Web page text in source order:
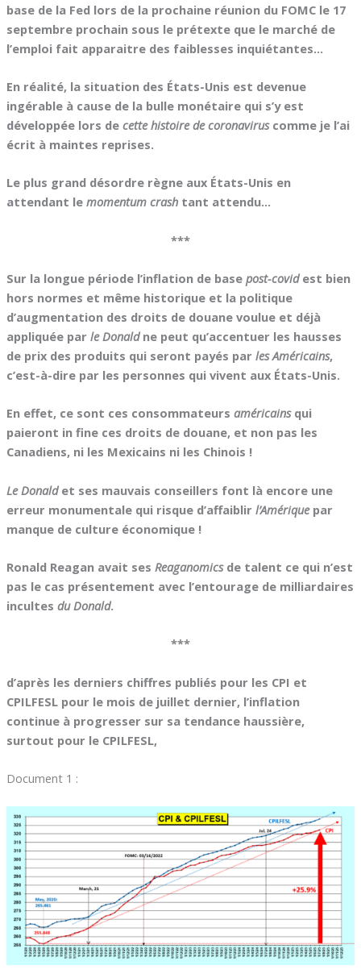
base de la Fed lors de la prochaine réunion du FOMC le 17
septembre prochain sous le prétexte que le marché de
l’emploi fait apparaitre des faiblesses inquiétantes…
En réalité, la situation des États-Unis est devenue
ingérable à cause de la bulle monétaire qui s’y est
développée lors de cette histoire de coronaviruscomme je l’ai
écrit à maintes reprises.
Le plus grand désordre règne aux États-Unis en
attendant le momentum crashtant attendu…
***
Sur la longue période l’inflation de base post-covidest bien
hors normes et même historique et la politique
d’augmentation des droits de douane voulue et déjà
appliquée par le Donaldne peut qu’accentuer les hausses
de prix des produits qui seront payés par les Américains,
c’est-à-dire par les personnes qui vivent aux États-Unis.
En effet, ce sont ces consommateurs américainsqui
paieront in fine ces droits de douane, et non pas les
Canadiens, ni les Mexicains ni les Chinois !
Le Donaldet ses mauvais conseillers font là encore une
erreur monumentale qui risque d’affaiblir l’Amériquepar
manque de culture économique !
Ronald Reagan avait ses Reaganomicsde talent ce qui n’est
pas le cas présentement avec l’entourage de milliardaires
incultes du Donald.
***
d’après les derniers chiffres publiés pour les CPI et
CPILFESL pour le mois de juillet dernier, l’inflation
continue à progresser sur sa tendance haussière,
surtout pour le CPILFESL,
Document 1 :